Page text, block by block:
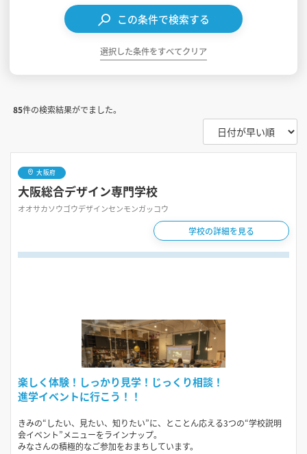
この条件で検索する
選択した条件をすべてクリア
85件の検索結果がでました。
大阪府
大阪総合デザイン専門学校
オオサカソウゴウデザインセンモンガッコウ
学校の詳細を見る
楽しく体験！しっかり見学！じっくり相談！
進学イベントに行こう！！
きみの“したい、見たい、知りたい”に、とことん応える3つの“学校説明
会イベント”メニューをラインナップ。
みなさんの積極的なご参加をおまちしています。